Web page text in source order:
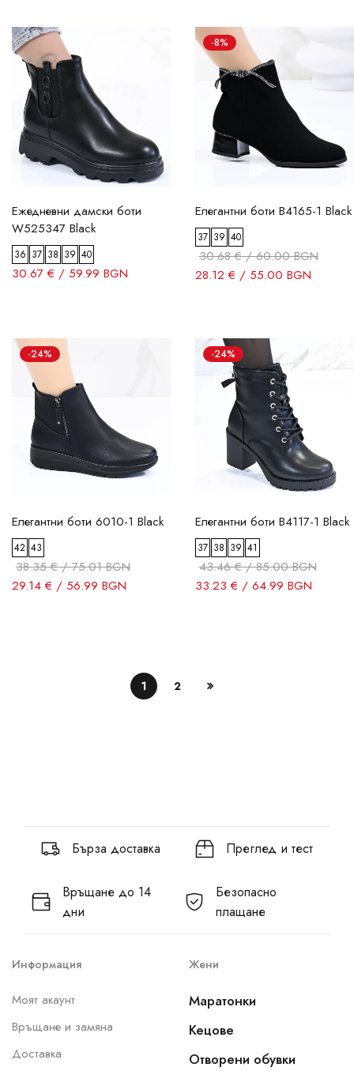
Ежедневни дамски боти
W525347 Black
36 37 38 39 40
30.67 € / 59.99 BGN
-8%
Елегантни боти B4165-1 Black
37 39 40
30.68 € / 60.00 BGN
28.12 € / 55.00 BGN
-24%
Елегантни боти 6010-1 Black
42 43
38.35 € / 75.01 BGN
29.14 € / 56.99 BGN
-24%
Елегантни боти B4117-1 Black
37 38 39 41
43.46 € / 85.00 BGN
33.23 € / 64.99 BGN
1 2
Бърза доставка Преглед и тест
Връщане до 14
дни
Безопасно
плащане
Информация
Моят акаунт
Връщане и замяна
Доставка
Жени
Маратонки
Кецове
Отворени обувки